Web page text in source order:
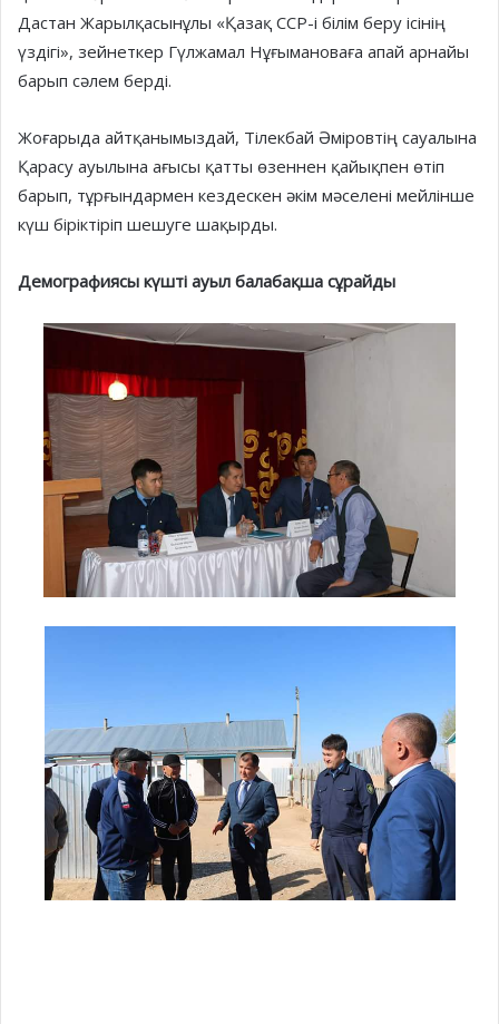
Дастан Жарылқасынұлы «Қазақ ССР-і білім беру ісінің
үздігі», зейнеткер Гүлжамал Нұғымановаға апай арнайы
барып сәлем берді.
Жоғарыда айтқанымыздай, Тілекбай Әміровтің сауалына
Қарасу ауылына ағысы қатты өзеннен қайықпен өтіп
барып, тұрғындармен кездескен әкім мәселені мейлінше
күш біріктіріп шешуге шақырды.
Демографиясы күшті ауыл балабақша сұрайды